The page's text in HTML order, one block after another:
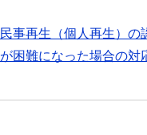
民事再生（個人再生）の
が困難になった場合の対